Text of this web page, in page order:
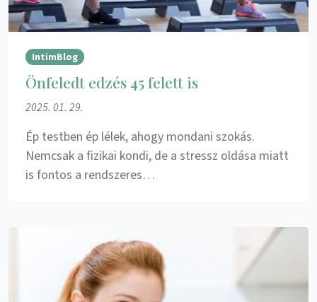
IntimBlog
Önfeledt edzés 45 felett is
2025. 01. 29.
Ép testben ép lélek, ahogy mondani szokás.
Nemcsak a fizikai kondi, de a stressz oldása miatt
is fontos a rendszeres…